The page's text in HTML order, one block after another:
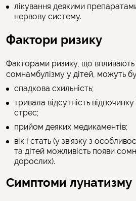
лікування деякими
нервову систему.
Фактори ризику
Факторами ризику, що впливають
сомнамбулізму у дітей, можуть
спадкова схильність;
тривала відсутність
стрес;
прийом деяких медикаментів;
вік і стать (у зв’язку з
та дітей можливість появи
дорослих).
Симптоми лунатизму